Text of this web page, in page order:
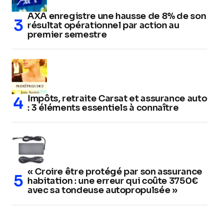
AXA enregistre une hausse de 8% de son
résultat opérationnel par action au
premier semestre
Impôts, retraite Carsat et assurance auto
: 3 éléments essentiels à connaître
« Croire être protégé par son assurance
habitation : une erreur qui coûte 3750€
avec sa tondeuse autopropulsée »